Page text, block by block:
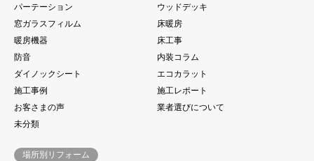
パーテーション
ウッドデッキ
窓ガラスフィルム
床暖房
暖房機器
床工事
防音
内装コラム
ダイノックシート
エコカラット
施工事例
施工レポート
お客さまの声
業者選びについて
未分類
場所別リフォーム